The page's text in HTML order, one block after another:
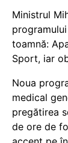
Ministrul
toamnă:
Sport, iar
Noua
medical
pregătirea
de ore de